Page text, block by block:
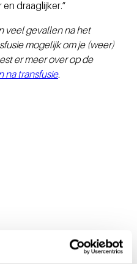
draaglijker.”
veel gevallen na het
mogelijk om je (weer)
er meer over op de
na transfusie.